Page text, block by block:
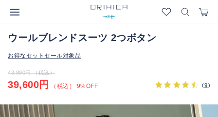
ウールブレンドスーツ 2つボタン
お得なセットセール対象品
43,890円 （税込）
39,600円 （税込） 9%OFF (9)